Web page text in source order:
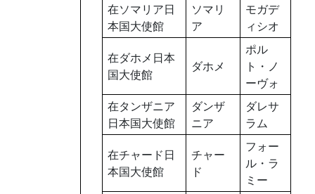
在ソマリア日
本国大使館
ソマリ
ア
モガデ
ィシオ
在ダホメ日本
国大使館
ダホメ
ポル
ト・ノ
ーヴォ
在タンザニア
日本国大使館
ダンザ
ニア
ダレサ
ラム
在チャード日
本国大使館
チャー
ド
フォー
ル・ラ
ミー